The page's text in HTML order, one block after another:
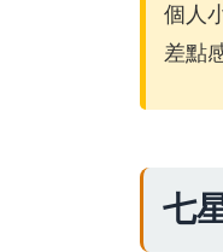
個人
差點
七